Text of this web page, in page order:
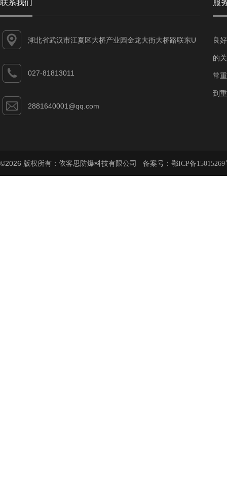
联系我们
湖北省武汉市江夏区大桥产业园金龙大街大桥路联东U
027-81813011
2881640001@qq.com
服
良
的
常
到
©2026 版权所有：依客思防爆科技有限公司 备案号： 鄂ICP备15015269